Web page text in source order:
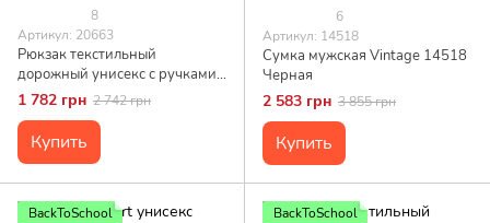
8
Артикул: 20663
Рюкзак текстильный
дорожный унисекс с ручками
Vintage 20663 Черный
1 782 грн 2 742 грн
Купить
6
Артикул: 14518
Сумка мужская Vintage 14518
Черная
2 583 грн 3 855 грн
Купить
BackToSchool
BackToSchool